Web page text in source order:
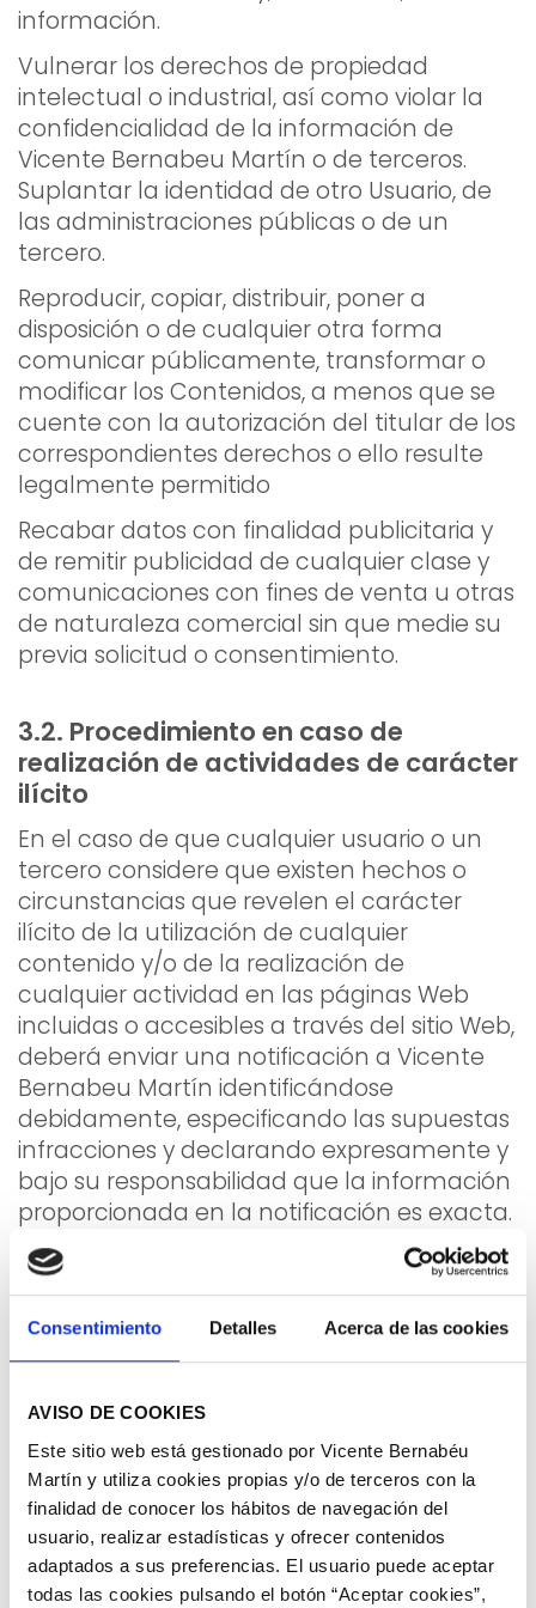
Consentimiento Detalles Acerca de las cookies
AVISO DE COOKIES
Este sitio web está gestionado por Vicente Bernabéu
Martín y utiliza cookies propias y/o de terceros con la
finalidad de conocer los hábitos de navegación del
usuario, realizar estadísticas y ofrecer contenidos
adaptados a sus preferencias. El usuario puede aceptar
todas las cookies pulsando el botón “Aceptar cookies”,
información.
Vulnerar los derechos de propiedad
intelectual o industrial, así como violar la
confidencialidad de la información de
Vicente Bernabeu Martín o de terceros.
Suplantar la identidad de otro Usuario, de
las administraciones públicas o de un
tercero.
Reproducir, copiar, distribuir, poner a
disposición o de cualquier otra forma
comunicar públicamente, transformar o
modificar los Contenidos, a menos que se
cuente con la autorización del titular de los
correspondientes derechos o ello resulte
legalmente permitido
Recabar datos con finalidad publicitaria y
de remitir publicidad de cualquier clase y
comunicaciones con fines de venta u otras
de naturaleza comercial sin que medie su
previa solicitud o consentimiento.
3.2. Procedimiento en caso de
realización de actividades de carácter
ilícito
En el caso de que cualquier usuario o un
tercero considere que existen hechos o
circunstancias que revelen el carácter
ilícito de la utilización de cualquier
contenido y/o de la realización de
cualquier actividad en las páginas Web
incluidas o accesibles a través del sitio Web,
deberá enviar una notificación a Vicente
Bernabeu Martín identificándose
debidamente, especificando las supuestas
infracciones y declarando expresamente y
bajo su responsabilidad que la información
proporcionada en la notificación es exacta.
4. Política de privacidad
Bernabeu Martín utiliza sus datos y las
medidas de seguridad implantadas en el
siguiente enlace: "
5. Política de cookies
Vicente Bernabeu Martín no instala cookies
en el ordenador del usuario. Para conocer
más las cookies de nuestro sitio web acuda
al siguiente enlace: "Política de Cookies"